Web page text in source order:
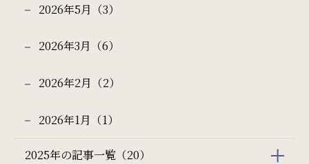
2026年5月（3）
2026年3月（6）
2026年2月（2）
2026年1月（1）
2025年の記事一覧（20）